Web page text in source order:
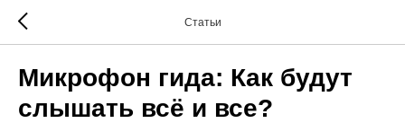
Статьи
Микрофон гида: Как будут
слышать всё и все?